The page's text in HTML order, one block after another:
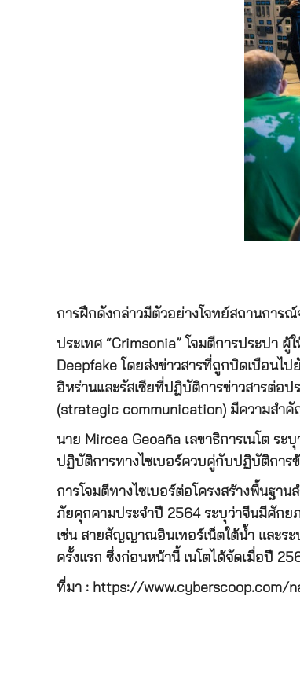
การฝึกดังกล่าวมีตัวอย่างโจทย์สถานการณ์
ประเทศ “Crimsonia” โจมตีการประปา
Deepfake โดยส่งข่าวสารที่ถูกบิดเบือนไ
อิหร่านและรัสเซียที่ปฏิบัติการข่าวสารต่อ
(strategic communication) มีความสำคั
นาย Mircea Geoaña เลขาธิการเนโต ร
ปฏิบัติการทางไซเบอร์ควบคู่กับปฏิบัติการ
การโจมตีทางไซเบอร์ต่อโครงสร้างพื้นฐา
ภัยคุกคามประจำปี 2564 ระบุว่าจีนมีศักยภ
เช่น สายสัญญาณอินเทอร์เน็ตใต้น้ำ และร
ครั้งแรก ซึ่งก่อนหน้านี้ เนโตได้จัดเมื่อปี
ที่มา : https://www.cyberscoop.com/